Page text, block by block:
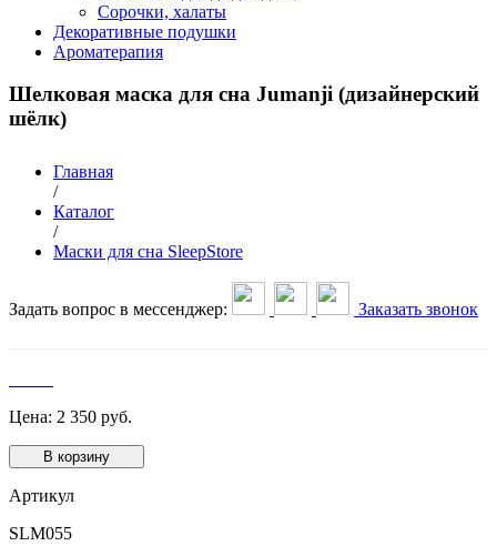
Сорочки, халаты
Декоративные подушки
Ароматерапия
Шелковая маска для сна Jumanji (дизайнерский
шёлк)
Главная
/
Каталог
/
Маски для сна SleepStore
Задать вопрос в мессенджер: Заказать звонок
Цена: 2 350 руб.
В корзину
Артикул
SLM055